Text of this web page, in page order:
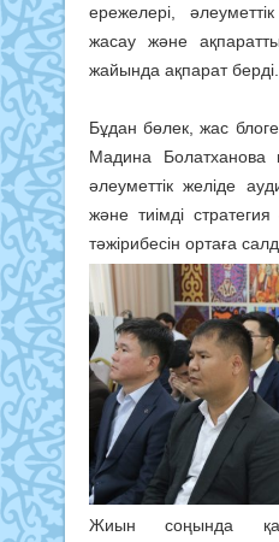
ережелері,
жасау және
жайында ақпарат берді.
Бұдан бөлек, жас
Мадина Болатханова
әлеуметтік желіде
және тиімді
тәжірибесін ортаға
Жиын соңында